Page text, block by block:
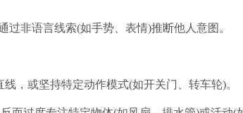
过非语言线索(如手势、表情)推断他人意图。
，或坚持特定动作模式(如开关门、转车轮)。